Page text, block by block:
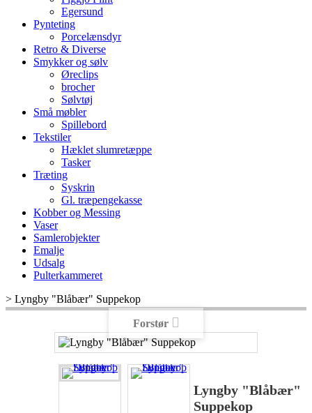
Egersund
Pynteting
Porcelænsdyr
Retro & Diverse
Smykker og sølv
Øreclips
brocher
Sølvtøj
Små møbler
Spillebord
Tekstiler
Hæklet slumretæppe
Tasker
Træting
Syskrin
Gl. træpengekasse
Kobber og Messing
Vaser
Samlerobjekter
Emalje
Udsalg
Pulterkammeret
> Lyngby "Blåbær" Suppekop
Forstør
Lyngby "Blåbær"
Suppekop